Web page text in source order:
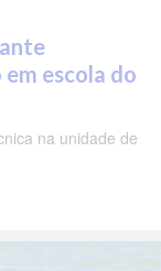
escola do
na unidade de